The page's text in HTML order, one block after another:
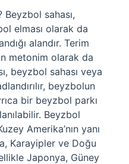
Beyzbol sahası,
elması olarak da
alandır. Terim
metonim olarak da
beyzbol sahası veya
beyzbolun
bir beyzbol parkı
Beyzbol
Amerika’nın yanı
Karayipler ve Doğu
Japonya, Güney